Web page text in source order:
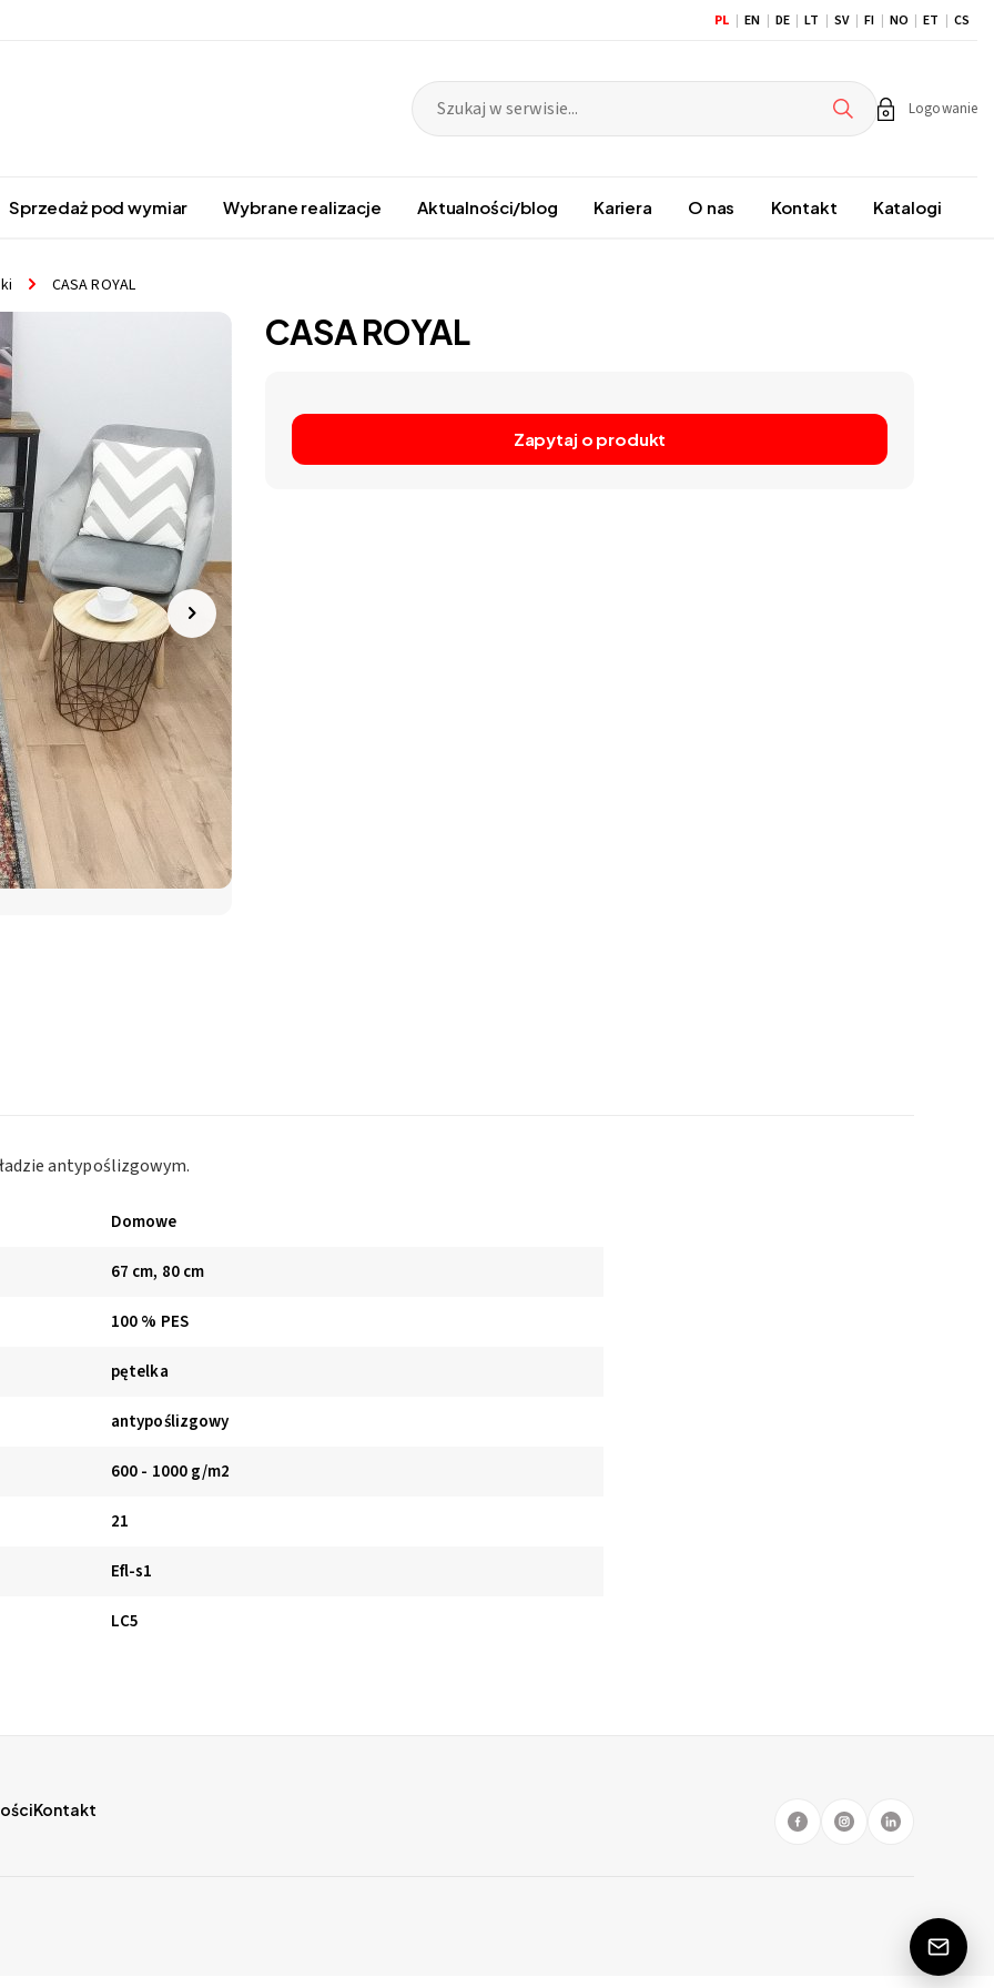
PL EN DE LT SV FI NO ET CS
Logowanie
Sprzedaż pod wymiar Wybrane realizacje Aktualności/blog Kariera O nas Kontakt Katalogi
CASA ROYAL
CASA ROYAL
Zapytaj o produkt
antypoślizgowym.
Domowe
67 cm, 80 cm
100 % PES
pętelka
antypoślizgowy
600 - 1000 g/m2
21
Efl-s1
LC5
Kontakt